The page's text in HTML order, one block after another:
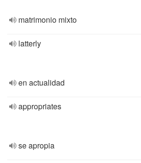
matrimonio mixto
latterly
en actualidad
appropriates
se apropia